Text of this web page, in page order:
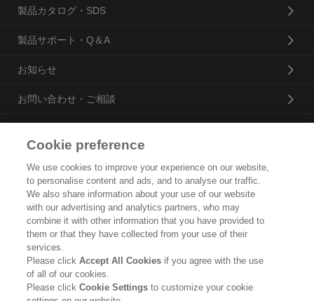
製品カタログ・SDS
製品サポート・Q＆A
お知らせ
お問い合わせ・ご相談
トップ
企業概要・沿革
製品カタログ
個人情報保護方針
Cookie preference
We use cookies to improve your experience on our website,
to personalise content and ads, and to analyse our traffic.
We also share information about your use of our website
with our advertising and analytics partners, who may
combine it with other information that you have provided to
them or that they have collected from your use of their
services.
Please clickAccept All Cookies if you agree with the use
of all of our cookies.
Please clickCookie Settingsto customize your cookie